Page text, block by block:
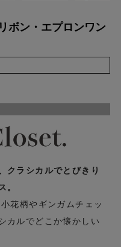
ボン・エプロンワン
クラシカルでとびきり
。
花柄やギンガムチェッ
カルでどこか懐かしい